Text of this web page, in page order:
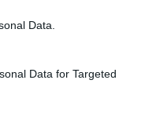
Data.
Data for Targeted
νέο τρέιλερ μετά